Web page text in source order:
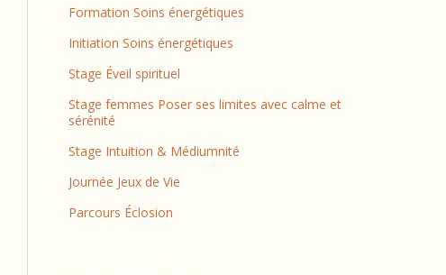
Formation Soins énergétiques
Initiation Soins énergétiques
Stage Éveil spirituel
Stage femmes Poser ses limites avec calme et
sérénité
Stage Intuition & Médiumnité
Journée Jeux de Vie
Parcours Éclosion